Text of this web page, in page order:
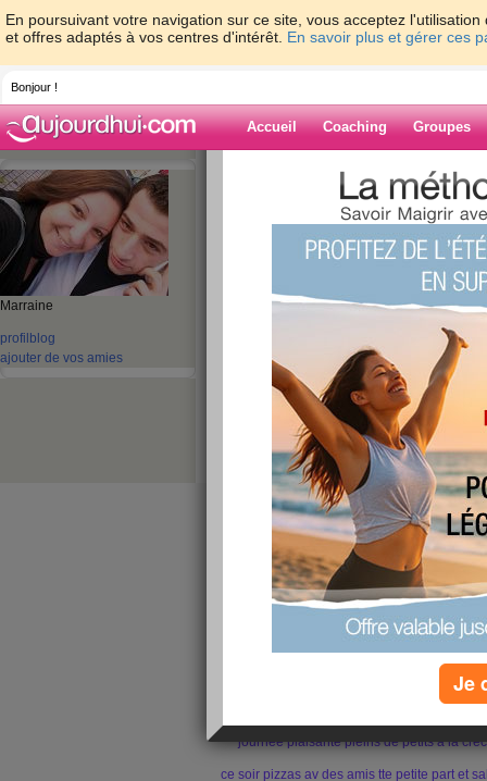
En poursuivant votre navigation sur ce site, vous acceptez
et offres adaptés à vos centres d'intérêt. En savoir plus et gérer ces
Bonjour !
Accueil Coaching Groupes
Marraine
profil blog
ajouter de vos amies
>
Blog de
21 - 30 31 - 40 41 - 50 51 -
‹ Préc. 51 52 53 54 Suiv. ›
bonne nuit
publié le 31/03/2008 à 20:37
journée plaisante pleins de petits a la
ce soir pizzas av des amis tte petite part et
Je